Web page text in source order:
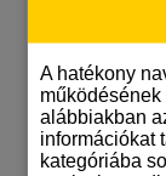
A hatékony
alábbiakban
információkat
kategóriába